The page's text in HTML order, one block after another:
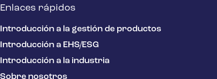
Enlaces rápidos
Introducción a la gestión de productos
Introducción a EHS/ESG
Introducción a la industria
Sobre nosotros